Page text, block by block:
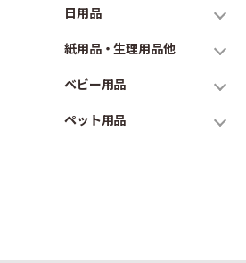
日用品
紙用品・生理用品他
ベビー用品
ペット用品